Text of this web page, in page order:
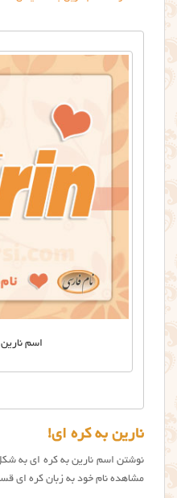
اسم
نارین به کره ای!
مشاهده نام خود به زبان کره ای